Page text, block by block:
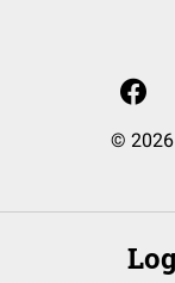
© 2026